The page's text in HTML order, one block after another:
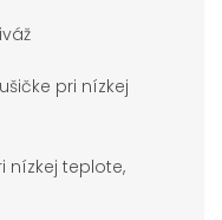
pri nízkej
nízkej teplote,